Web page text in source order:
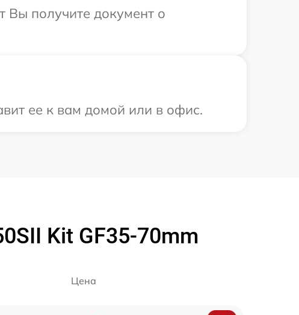
Вы получите документ о
ее к вам домой или в офис.
Kit GF35-70mm
Цена